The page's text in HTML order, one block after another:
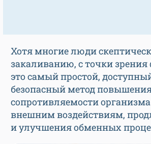
Хотя многие люди
закаливанию, с точки
это самый простой,
безопасный метод
сопротивляемости
внешним воздействиям,
и улучшения обменных